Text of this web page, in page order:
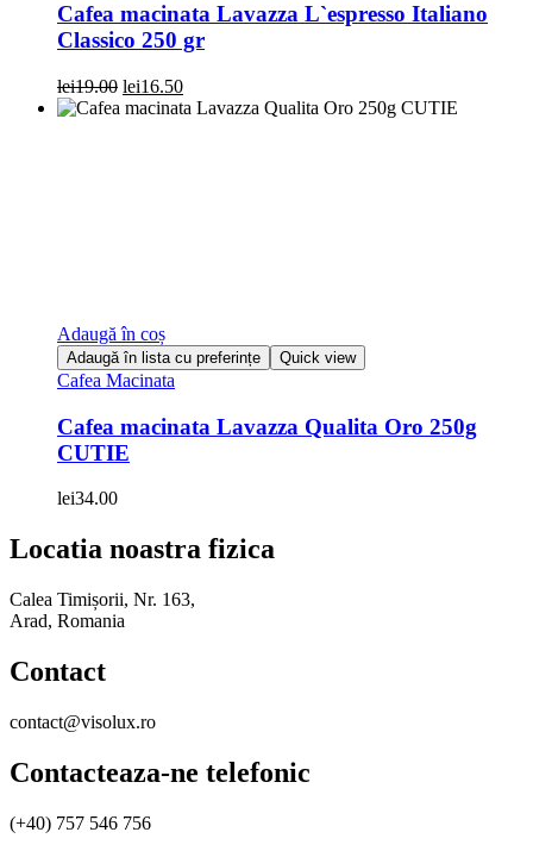
Cafea macinata Lavazza L`espresso Italiano
Classico 250 gr
lei19.00 Prețul
inițial
lei16.50Prețul
curent
Adaugă în coș
Adaugă în lista cu preferințe Quick view
Cafea Macinata
Cafea macinata Lavazza Qualita Oro 250g
CUTIE
lei34.00
Locatia noastra fizica
Calea Timișorii, Nr. 163,
Arad, Romania
Contact
contact@visolux.ro
Contacteaza-ne telefonic
(+40) 757 546 756